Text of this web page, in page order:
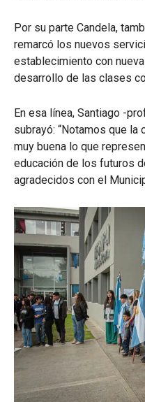
Por su parte Candela,
remarcó los nuevos
establecimiento con
desarrollo de las clases
En esa línea, Santiago -
subrayó: “Notamos que
muy buena lo que
educación de los futuros
agradecidos con el